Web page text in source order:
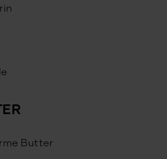
Butter